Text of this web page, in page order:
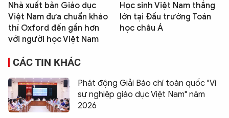
Nhà xuất bản Giáo dục
Việt Nam đưa chuẩn khảo
thí Oxford đến gần hơn
với người học Việt Nam
Học sinh Việt Nam thắng
lớn tại Đấu trường Toán
học châu Á
CÁC TIN KHÁC
Phát động Giải Báo chí toàn quốc "Vì
sự nghiệp giáo dục Việt Nam" năm
2026